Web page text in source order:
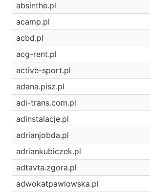
absinthe.pl
acamp.pl
acbd.pl
acg-rent.pl
active-sport.pl
adana.pisz.pl
adi-trans.com.pl
adinstalacje.pl
adrianjobda.pl
adriankubiczek.pl
adtavta.zgora.pl
adwokatpawlowska.pl